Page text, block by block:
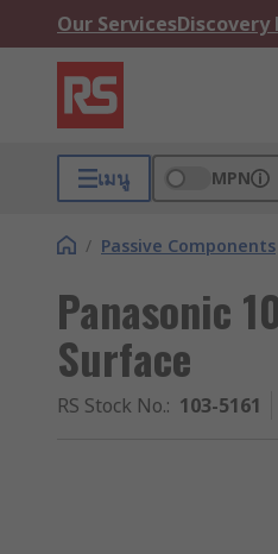
Our ServicesDiscovery
เมนู MPN
/ Passive Components
Panasonic
Surface
RS Stock No.: 103-5161